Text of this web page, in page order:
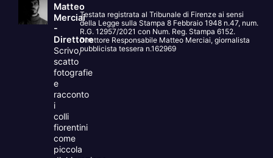
Matteo
Merciai
-
Direttore
Scrivo,
scatto
fotografie
e
racconto
i
colli
fiorentini
come
piccola
Testata registrata al Tribunale di Firenze ai sensi
della Legge sulla Stampa 8 Febbraio 1948 n.47, num.
R.G. 12957/2021 con Num. Reg. Stampa 6152.
Direttore Responsabile Matteo Merciai, giornalista
pubblicista tessera n.162969